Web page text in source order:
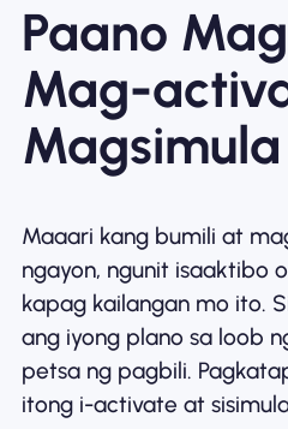
Paano
Mag-
Maaari kang bumili at
ngayon, ngunit isaaktibo
kapag kailangan mo ito.
ang iyong plano sa loob
petsa ng pagbili.
itong i-activate at